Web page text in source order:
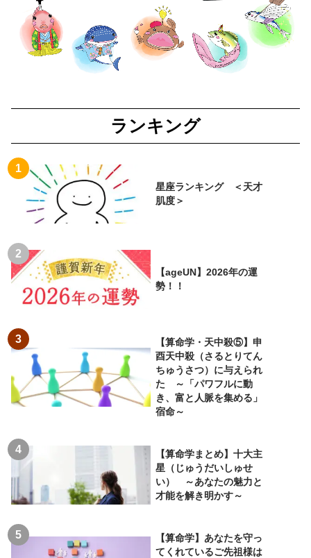
ランキング
星座ランキング ＜天才
肌度＞
【ageUN】2026年の運
勢！！
【算命学・天中殺⑤】申
酉天中殺（さるとりてん
ちゅうさつ）に与えられ
た ～「パワフルに動
き、富と人脈を集める」
宿命～
【算命学まとめ】十大主
星（じゅうだいしゅせ
い） ～あなたの魅力と
才能を解き明かす～
【算命学】あなたを守っ
てくれているご先祖様は